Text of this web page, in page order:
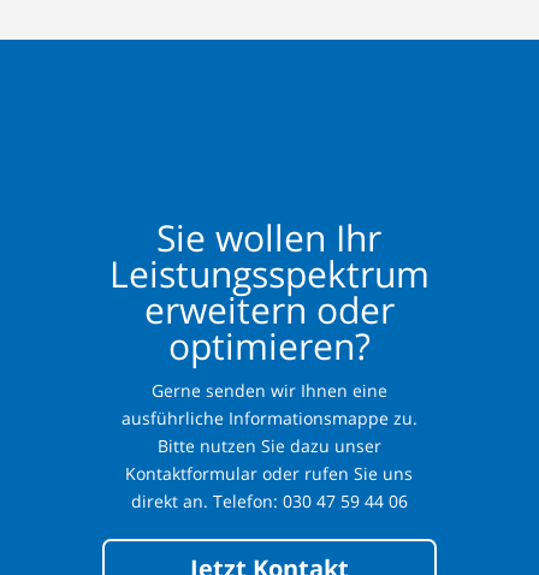
Sie wollen Ihr
Leistungsspektrum
erweitern oder
optimieren?
Gerne senden wir Ihnen eine
ausführliche Informationsmappe zu.
Bitte nutzen Sie dazu unser
Kontaktformular oder rufen Sie uns
direkt an. Telefon: 030 47 59 44 06
Jetzt Kontakt